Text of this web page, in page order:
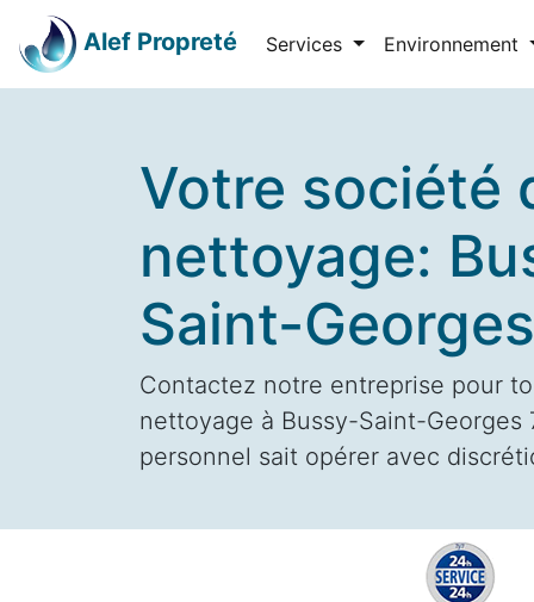
Alef Propreté Services Environnement
Votre société
nettoyage:
Saint-
Contactez notre entreprise pour
nettoyage à Bussy-Saint-Georges
personnel sait opérer avec